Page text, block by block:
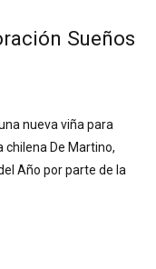
Sueños
nueva viña para
chilena De Martino,
Año por parte de la